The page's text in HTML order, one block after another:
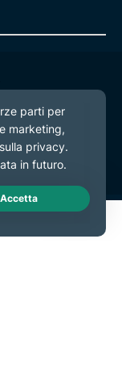
Live Chat